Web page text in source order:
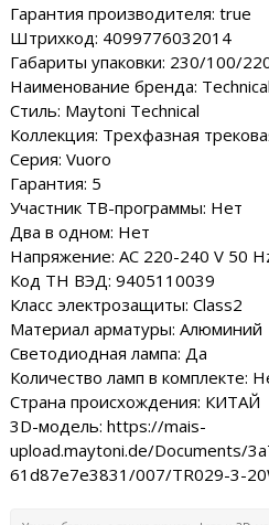
Гарантия производителя: true
Штрихкод: 4099776032014
Габариты упаковки: 230/100/
Наименование бренда: Technical
Стиль: Maytoni Technical
Коллекция: Трехфазная
Серия: Vuoro
Гарантия: 5
Участник ТВ-программы: Нет
Два в одном: Нет
Напряжение: AC 220-240 V 50
Код ТН ВЭД: 9405110039
Класс электрозащиты: Class2
Материал арматуры: Алюминий
Светодиодная лампа: Да
Количество ламп в комплекте:
Страна происхождения: КИТАЙ
3D-модель: https://mais-
upload.maytoni.de/Documents/
61d87e7e3831/007/TR029-3-